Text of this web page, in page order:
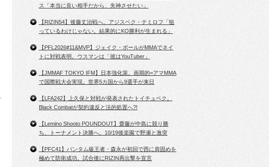
ス「本当に良い相手だから、失神させたい」
【RIZIN54】後藤丈治戦へ。アジスベク・テミロフ「狙
っているわけじゃない。結果的にKO勝利が生まれる」
【PFL2026#11&MVP】ジェイク・ポールがMMAでネイ
トに対戦表明。ウスマンは「彼はYouTuber」
【JMMAF TOKYO IFM】日本強化策。画期的=アマMMA
で国際戦大会実現。世界5カ国から9選手が来日
【LFA242】上久保と対戦が発表されたトイチュベク。
Black Combatが契約違反と法的処置へ?!
【Lemino Shooto POUNDOUT】齋藤が中島に競り勝
ち、トーナメント決勝へ。10/19後楽園で野瀬と激突
【PFC41】バンタム級王者・森永が初回で西に肩固めを
極めて防衛成功。試合後にRIZIN再出撃を宣言